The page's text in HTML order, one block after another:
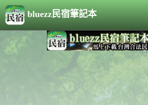
bluezz民宿筆記本